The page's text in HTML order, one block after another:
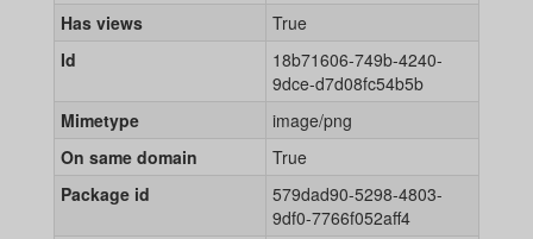
Has views
True
Id
18b71606-749b-4240-
9dce-d7d08fc54b5b
Mimetype
image/png
On same domain
True
Package id
579dad90-5298-4803-
9df0-7766f052aff4